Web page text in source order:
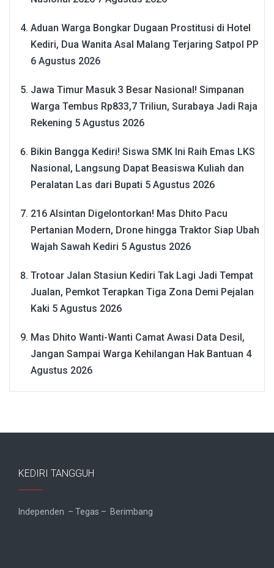
Aduan Warga Bongkar Dugaan Prostitusi di Hotel
Kediri, Dua Wanita Asal Malang Terjaring Satpol PP
6 Agustus 2026
Jawa Timur Masuk 3 Besar Nasional! Simpanan
Warga Tembus Rp833,7 Triliun, Surabaya Jadi Raja
Rekening 5 Agustus 2026
Bikin Bangga Kediri! Siswa SMK Ini Raih Emas LKS
Nasional, Langsung Dapat Beasiswa Kuliah dan
Peralatan Las dari Bupati 5 Agustus 2026
216 Alsintan Digelontorkan! Mas Dhito Pacu
Pertanian Modern, Drone hingga Traktor Siap Ubah
Wajah Sawah Kediri 5 Agustus 2026
Trotoar Jalan Stasiun Kediri Tak Lagi Jadi Tempat
Jualan, Pemkot Terapkan Tiga Zona Demi Pejalan
Kaki 5 Agustus 2026
Mas Dhito Wanti-Wanti Camat Awasi Data Desil,
Jangan Sampai Warga Kehilangan Hak Bantuan 4
Agustus 2026
KEDIRI TANGGUH
Independen – Tegas – Berimbang